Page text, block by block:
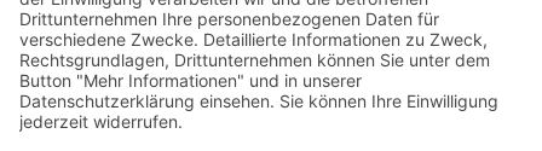
in einem Branchenportal
Unser umfangreiches Branchenportal bietet Ihnen
nicht nur alle Informationen rund um zuverlässige
Abschleppdienste, sondern auch eine breite